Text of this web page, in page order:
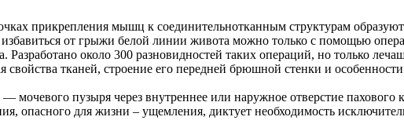
прикрепления мышц к соединительнотканным структурам
от грыжи белой линии живота можно только с помощью
около 300 разновидностей таких операций, но только
тканей, строение его передней брюшной стенки и
мочевого пузыря через внутреннее или наружное отверстие пахового
опасного для жизни – ущемления, диктует необходимость